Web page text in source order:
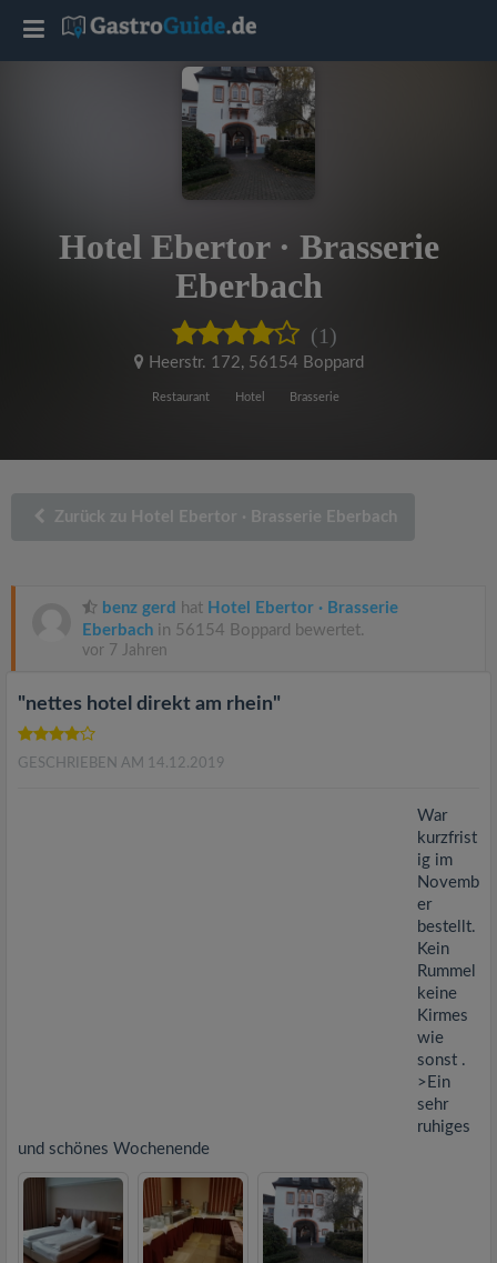
Hotel Ebertor · Brasserie
Eberbach
(1)
Heerstr. 172, 56154 Boppard
Restaurant Hotel Brasserie
Zurück zu Hotel Ebertor · Brasserie Eberbach
benz gerd hat Hotel Ebertor · Brasserie
Eberbach in 56154 Boppard bewertet.
vor 7 Jahren
"nettes hotel direkt am rhein"
GESCHRIEBEN AM 14.12.2019
War
kurzfrist
ig im
Novemb
er
bestellt.
Kein
Rummel
keine
Kirmes
wie
sonst .
>Ein
sehr
ruhiges
und schönes Wochenende
T
t